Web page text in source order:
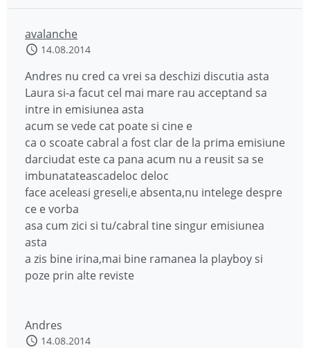
avalanche
14.08.2014
Andres nu cred ca vrei sa deschizi discutia asta
Laura si-a facut cel mai mare rau acceptand sa
intre in emisiunea asta
acum se vede cat poate si cine e
ca o scoate cabral a fost clar de la prima emisiune
darciudat este ca pana acum nu a reusit sa se
imbunatateascadeloc deloc
face aceleasi greseli,e absenta,nu intelege despre
ce e vorba
asa cum zici si tu/cabral tine singur emisiunea
asta
a zis bine irina,mai bine ramanea la playboy si
poze prin alte reviste
Andres
14.08.2014